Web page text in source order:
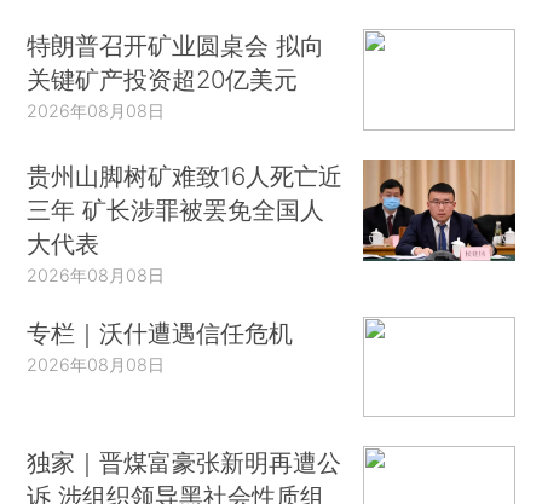
特朗普召开矿业圆桌会 拟向
关键矿产投资超20亿美元
2026年08月08日
贵州山脚树矿难致16人死亡近
三年 矿长涉罪被罢免全国人
大代表
2026年08月08日
专栏｜沃什遭遇信任危机
2026年08月08日
独家｜晋煤富豪张新明再遭公
诉 涉组织领导黑社会性质组